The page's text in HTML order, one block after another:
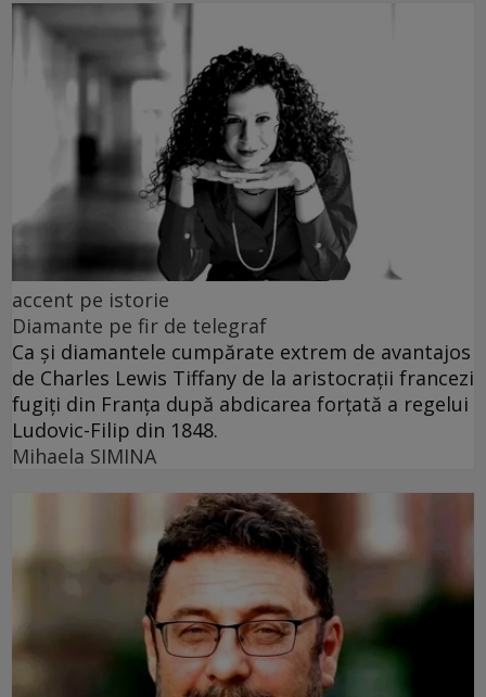
accent pe istorie
Diamante pe fir de telegraf
Ca și diamantele cumpărate extrem de avantajos
de Charles Lewis Tiffany de la aristocrații francezi
fugiți din Franța după abdicarea forțată a regelui
Ludovic-Filip din 1848.
Mihaela SIMINA